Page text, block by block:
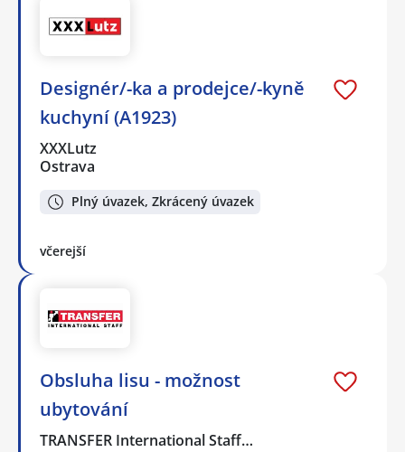
Designér/-ka a prodejce/-kyně
kuchyní (A1923)
XXXLutz
Ostrava
Plný úvazek, Zkrácený úvazek
včerejší
Obsluha lisu - možnost
ubytování
TRANSFER International Staff…